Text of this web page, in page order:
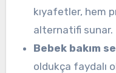
kıyafetler, hem
alternatifi sunar.
Bebek bakım
oldukça faydalı